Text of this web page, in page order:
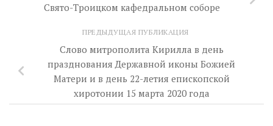
Свято-Троицком кафедральном соборе
ПРЕДЫДУЩАЯ ПУБЛИКАЦИЯ
Слово митрополита Кирилла в день
празднования Державной иконы Божией
Матери и в день 22-летия епископской
хиротонии 15 марта 2020 года